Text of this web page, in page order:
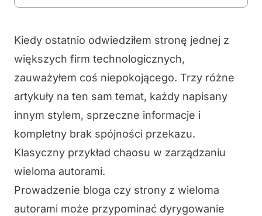
Kiedy ostatnio odwiedziłem stronę jednej z
większych firm technologicznych,
zauważyłem coś niepokojącego. Trzy różne
artykuły na ten sam temat, każdy napisany
innym stylem, sprzeczne informacje i
kompletny brak spójności przekazu.
Klasyczny przykład chaosu w zarządzaniu
wieloma autorami.
Prowadzenie bloga czy strony z wieloma
autorami może przypominać dyrygowanie